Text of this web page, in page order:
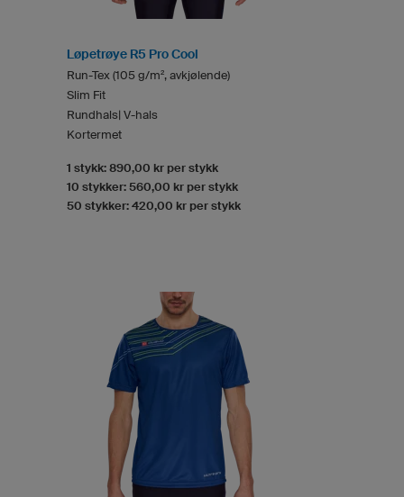
Løpetrøye R5 Pro Cool
Run-Tex (105 g/m², avkjølende)
Slim Fit
Rundhals| V-hals
Kortermet
1 stykk: 890,00 kr per stykk
10 stykker: 560,00 kr per stykk
50 stykker: 420,00 kr per stykk